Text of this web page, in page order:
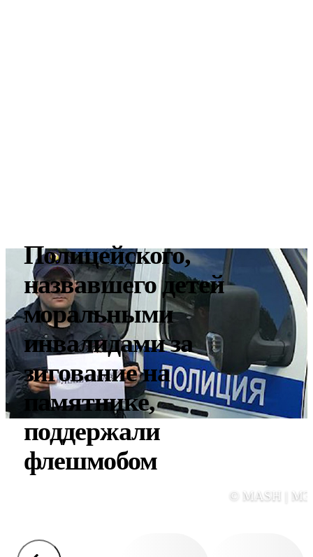
Полицейского,
назвавшего детей
моральными
инвалидами за
зигование на
памятнике,
поддержали
флешмобом
© MASH |